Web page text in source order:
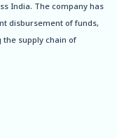
India. The company has
disbursement of funds,
supply chain of